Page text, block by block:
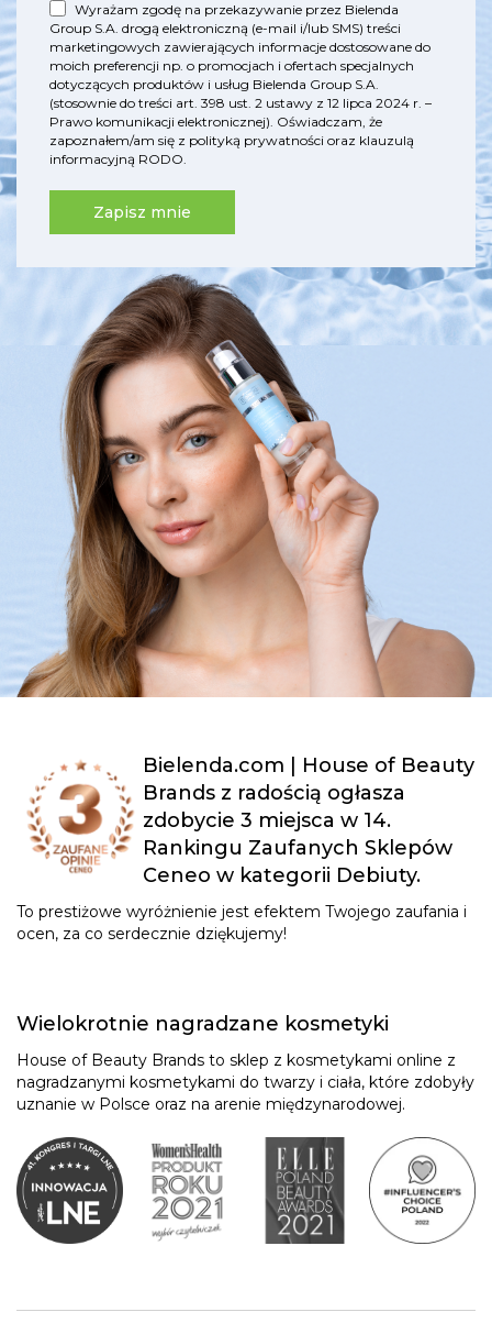
Wyrażam zgodę na przekazywanie przez Bielenda
Group S.A. drogą elektroniczną (e-mail i/lub SMS) treści
marketingowych zawierających informacje dostosowane do
moich preferencji np. o promocjach i ofertach specjalnych
dotyczących produktów i usług Bielenda Group S.A.
(stosownie do treści art. 398 ust. 2 ustawy z 12 lipca 2024 r. –
Prawo komunikacji elektronicznej). Oświadczam, że
zapoznałem/am się z polityką prywatności oraz klauzulą
informacyjną RODO.
Zapisz mnie
Bielenda.com | House of Beauty
Brands z radością ogłasza
zdobycie 3 miejsca w 14.
Rankingu Zaufanych Sklepów
Ceneo w kategorii Debiuty.
To prestiżowe wyróżnienie jest efektem Twojego zaufania i
ocen, za co serdecznie dziękujemy!
Wielokrotnie nagradzane kosmetyki
House of Beauty Brands to sklep z kosmetykami online z
nagradzanymi kosmetykami do twarzy i ciała, które zdobyły
uznanie w Polsce oraz na arenie międzynarodowej.